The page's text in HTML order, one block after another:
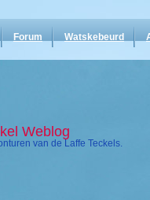
Forum Watskebeurd
Weblog
van de Laffe Teckels.